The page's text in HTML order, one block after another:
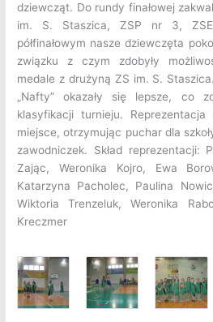
dziewcząt. Do rundy finałowej
im. S. Staszica, ZSP nr 3,
półfinałowym nasze dziewczęta
związku z czym zdobyły
medale z drużyną ZS im. S.
„Nafty” okazały się lepsze, co
klasyfikacji turnieju.
miejsce, otrzymując puchar dla
zawodniczek. Skład reprezentacji:
Zając, Weronika Kojro, Ewa
Katarzyna Pacholec, Paulina
Wiktoria Trenzeluk, Weronika
Kreczmer